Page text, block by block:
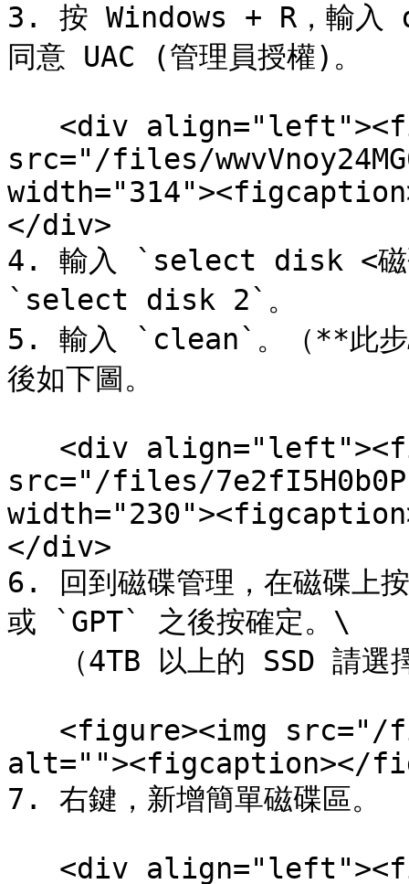
3. 按 Windows + R，輸
同意 UAC (管理員授權)。
src="/files/
</div>
4. 輸入 `select disk <磁碟
`select disk 2`。
5. 輸入 `clean`。（**此步
後如下圖。
src="/files/
</div>
6. 回到磁碟管理，在磁碟上
或 `GPT` 之後按確定。\
alt=""><figcaption></
7. 右鍵，新增簡單磁碟區。